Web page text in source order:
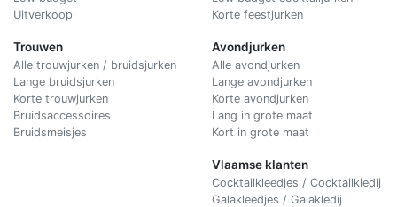
Uitverkoop
Trouwen
Alle trouwjurken / bruidsjurken
Lange bruidsjurken
Korte trouwjurken
Bruidsaccessoires
Bruidsmeisjes
Korte feestjurken
Avondjurken
Alle avondjurken
Lange avondjurken
Korte avondjurken
Lang in grote maat
Kort in grote maat
Vlaamse klanten
Cocktailkleedjes / Cocktailkledij
Galakleedjes / Galakledij